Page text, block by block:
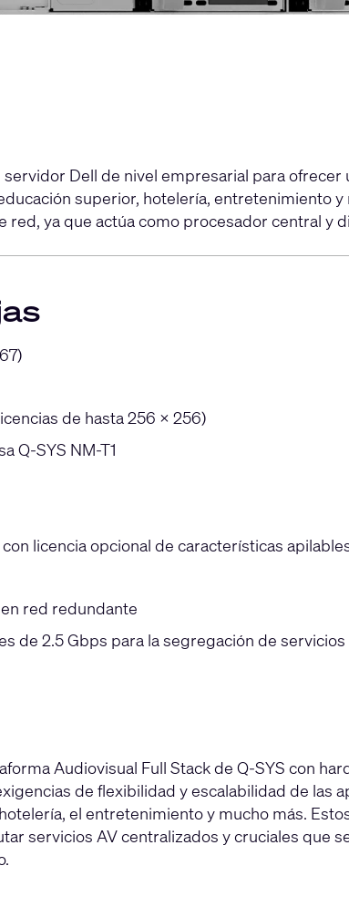
Dell de nivel empresarial para ofrecer
superior, hotelería, entretenimiento
ya que actúa como procesador central y
de hasta 256 × 256)
Q-SYS NM-T1
licencia opcional de características
red redundante
2.5 Gbps para la segregación de servicios
Audiovisual Full Stack de Q-SYS con
de flexibilidad y escalabilidad de las
el entretenimiento y mucho más.
servicios AV centralizados y cruciales que